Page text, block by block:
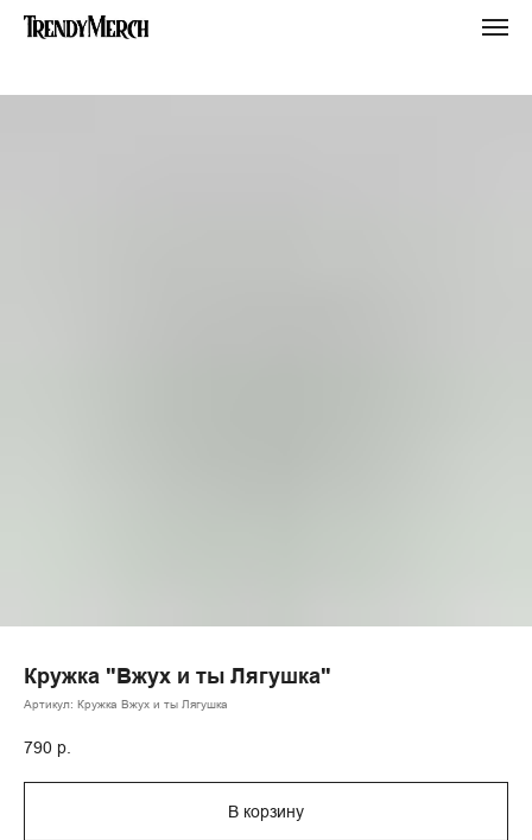
Кружка "Вжух и ты Лягушка"
Артикул: Кружка Вжух и ты Лягушка
790 р.
В корзину